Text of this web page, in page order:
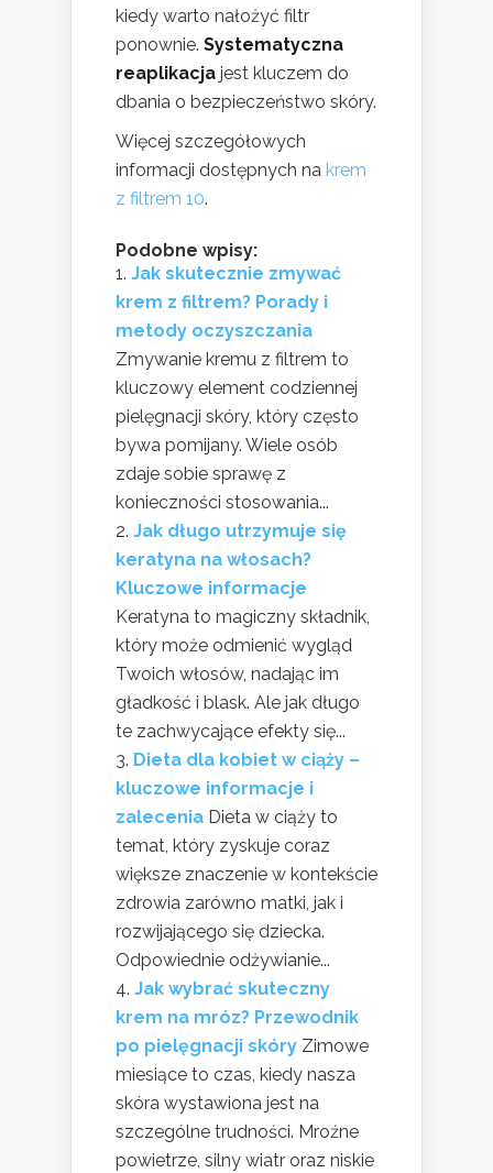
kiedy warto nałożyć filtr
ponownie. Systematyczna
reaplikacja jest kluczem do
dbania o bezpieczeństwo skóry.
Więcej szczegółowych
informacji dostępnych na krem
z filtrem 10.
Podobne wpisy:
Jak skutecznie zmywać
krem z filtrem? Porady i
metody oczyszczania
Zmywanie kremu z filtrem to
kluczowy element codziennej
pielęgnacji skóry, który często
bywa pomijany. Wiele osób
zdaje sobie sprawę z
konieczności stosowania...
Jak długo utrzymuje się
keratyna na włosach?
Kluczowe informacje
Keratyna to magiczny składnik,
który może odmienić wygląd
Twoich włosów, nadając im
gładkość i blask. Ale jak długo
te zachwycające efekty się...
Dieta dla kobiet w ciąży –
kluczowe informacje i
zalecenia Dieta w ciąży to
temat, który zyskuje coraz
większe znaczenie w kontekście
zdrowia zarówno matki, jak i
rozwijającego się dziecka.
Odpowiednie odżywianie...
Jak wybrać skuteczny
krem na mróz? Przewodnik
po pielęgnacji skóry Zimowe
miesiące to czas, kiedy nasza
skóra wystawiona jest na
szczególne trudności. Mroźne
powietrze, silny wiatr oraz niskie